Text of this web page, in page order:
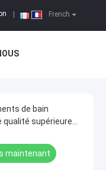
French
de bain
qualité supérieure
maintenant